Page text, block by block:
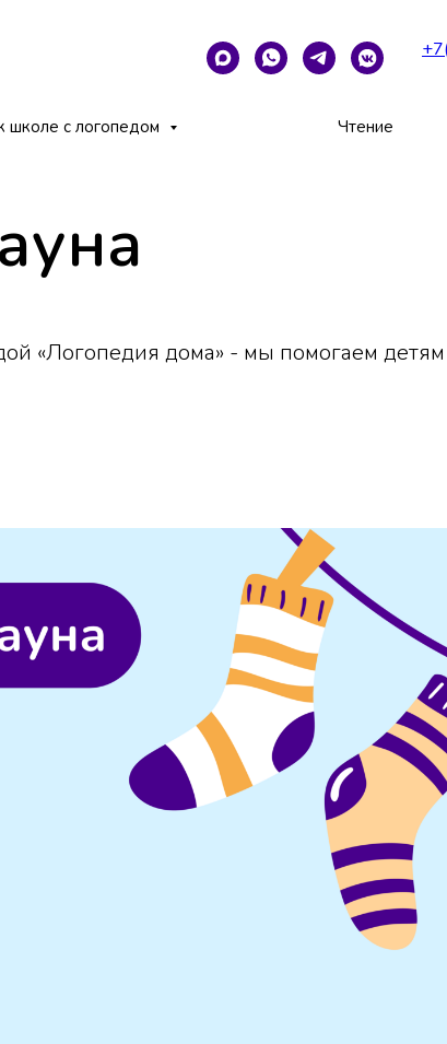
школе с логопедом Чтение
«Логопедия дома» - мы помогаем детям